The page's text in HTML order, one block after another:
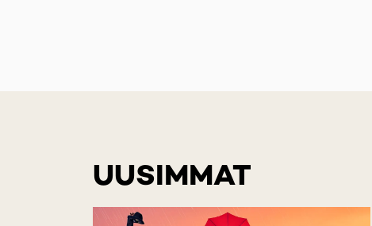
UUSIMMAT